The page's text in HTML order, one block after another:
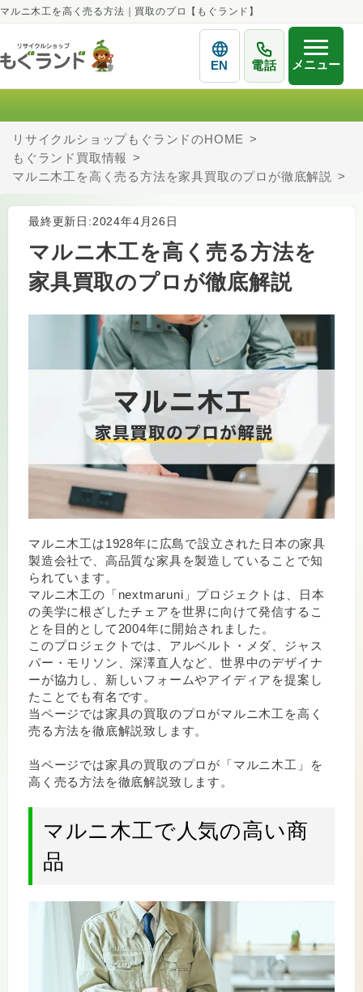
マルニ木工を高く売る方法｜買取のプロ【もぐランド】
EN 電話 メニュー
リサイクルショップもぐランドのHOME
もぐランド買取情報
マルニ木工を高く売る方法を家具買取のプロが徹底解説
最終更新日:2024年4月26日
マルニ木工を高く売る方法を
家具買取のプロが徹底解説
マルニ木工は1928年に広島で設立された日本の家具
製造会社で、高品質な家具を製造していることで知
られています。
マルニ木工の「nextmaruni」プロジェクトは、日本
の美学に根ざしたチェアを世界に向けて発信するこ
とを目的として2004年に開始されました。
このプロジェクトでは、アルベルト・メダ、ジャス
パー・モリソン、深澤直人など、世界中のデザイナ
ーが協力し、新しいフォームやアイディアを提案し
たことでも有名です。
当ページでは家具の買取のプロがマルニ木工を高く
売る方法を徹底解説致します。
当ページでは家具の買取のプロが「マルニ木工」を
高く売る方法を徹底解説致します。
マルニ木工で人気の高い商
品